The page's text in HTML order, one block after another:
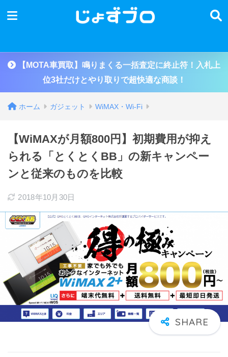
【MOTA車買取】鳴りまくる一括査定に終止符！入札上
位3社だけとやり取りで超快適な商談！
ホーム ガジェット WiMAX・Wi-Fi
【WiMAXが月額800円】初期費用が抑え
られる「とくとくBB」の新キャンペー
ンと従来のものを比較
2018年10月30日